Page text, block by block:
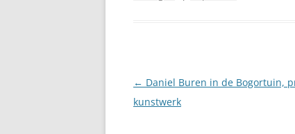
Berichtnavigatie
← Daniel Buren in de Bogortuin,
kunstwerk